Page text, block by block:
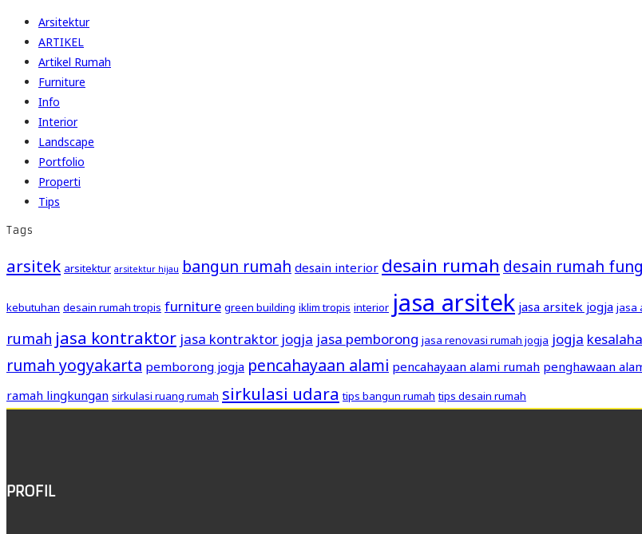
Arsitektur
ARTIKEL
Artikel Rumah
Furniture
Info
Interior
Landscape
Portfolio
Properti
Tips
Tags
arsitek arsitektur arsitektur hijau bangun rumah desain interior desain rumah desain rumah
kebutuhan desain rumah tropis furniture green building iklim tropis interior jasa arsitek jasa arsitek jogja jasa
rumah jasa kontraktor jasa kontraktor jogja jasa pemborong jasa renovasi rumah jogja jogja
rumah yogyakarta pemborong jogja pencahayaan alami pencahayaan alami rumah penghawaan
ramah lingkungan sirkulasi ruang rumah sirkulasi udara tips bangun rumah tips desain rumah
PROFIL